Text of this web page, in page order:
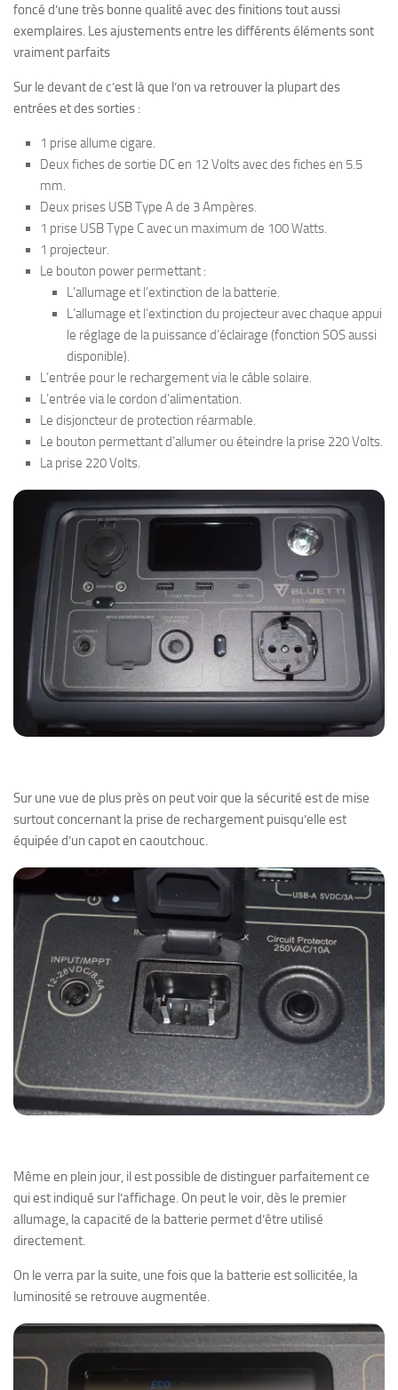
foncé d’une très bonne qualité avec des finitions tout aussi
exemplaires. Les ajustements entre les différents éléments sont
vraiment parfaits
Sur le devant de c’est là que l’on va retrouver la plupart des
entrées et des sorties :
1 prise allume cigare.
Deux fiches de sortie DC en 12 Volts avec des fiches en 5.5
mm.
Deux prises USB Type A de 3 Ampères.
1 prise USB Type C avec un maximum de 100 Watts.
1 projecteur.
Le bouton power permettant :
L’allumage et l’extinction de la batterie.
L’allumage et l’extinction du projecteur avec chaque appui
le réglage de la puissance d’éclairage (fonction SOS aussi
disponible).
L’entrée pour le rechargement via le câble solaire.
L’entrée via le cordon d’alimentation.
Le disjoncteur de protection réarmable.
Le bouton permettant d’allumer ou éteindre la prise 220 Volts.
La prise 220 Volts.
Sur une vue de plus près on peut voir que la sécurité est de mise
surtout concernant la prise de rechargement puisqu’elle est
équipée d’un capot en caoutchouc.
Même en plein jour, il est possible de distinguer parfaitement ce
qui est indiqué sur l’affichage. On peut le voir, dès le premier
allumage, la capacité de la batterie permet d’être utilisé
directement.
On le verra par la suite, une fois que la batterie est sollicitée, la
luminosité se retrouve augmentée.